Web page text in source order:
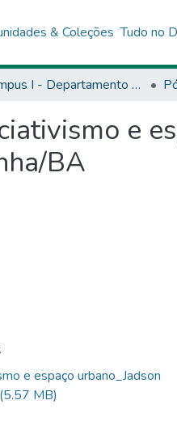
& Coleções Tudo no
Campus I - Departamento de Ciências Exata e da Terra (DCET) - Salvador
e
BA
e espaço urbano_Jadson
(5.57 MB)